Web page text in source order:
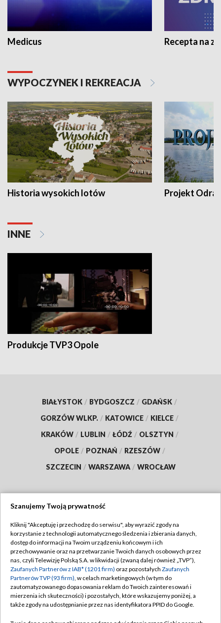
Medicus Recepta na
WYPOCZYNEK I REKREACJA
Historia wysokich lotów Projekt Odra
INNE
Produkcje TVP3 Opole
BIAŁYSTOK / BYDGOSZCZ / GDAŃSK /
GORZÓW WLKP. / KATOWICE / KIELCE /
KRAKÓW / LUBLIN / ŁÓDŹ / OLSZTYN /
OPOLE / POZNAŃ / RZESZÓW /
SZCZECIN / WARSZAWA / WROCŁAW
TVP
Abonament TVP
Emisja w TVP
Centrum informacji TVP
Naziemna Telewizja Cyfrowa
Regulamin TVP
Polityka prywatności
Moje zgody
Pomoc
Szanujemy Twoją prywatność
Kliknij "Akceptuję i przechodzę do serwisu", aby wyrazić zgody na
korzystanie z technologii automatycznego śledzenia i zbierania danych,
dostęp do informacji na Twoim urządzeniu końcowym i ich
przechowywanie oraz na przetwarzanie Twoich danych osobowych przez
nas, czyli Telewizję Polską S.A. w likwidacji (zwaną dalej również „TVP”),
Zaufanych Partnerów z IAB* (1201 firm) oraz pozostałych Zaufanych
Partnerów TVP (93 firm), w celach marketingowych (w tym do
zautomatyzowanego dopasowania reklam do Twoich zainteresowań i
mierzenia ich skuteczności) i pozostałych, które wskazujemy poniżej, a
także zgody na udostępnianie przez nas identyfikatora PPID do Google.